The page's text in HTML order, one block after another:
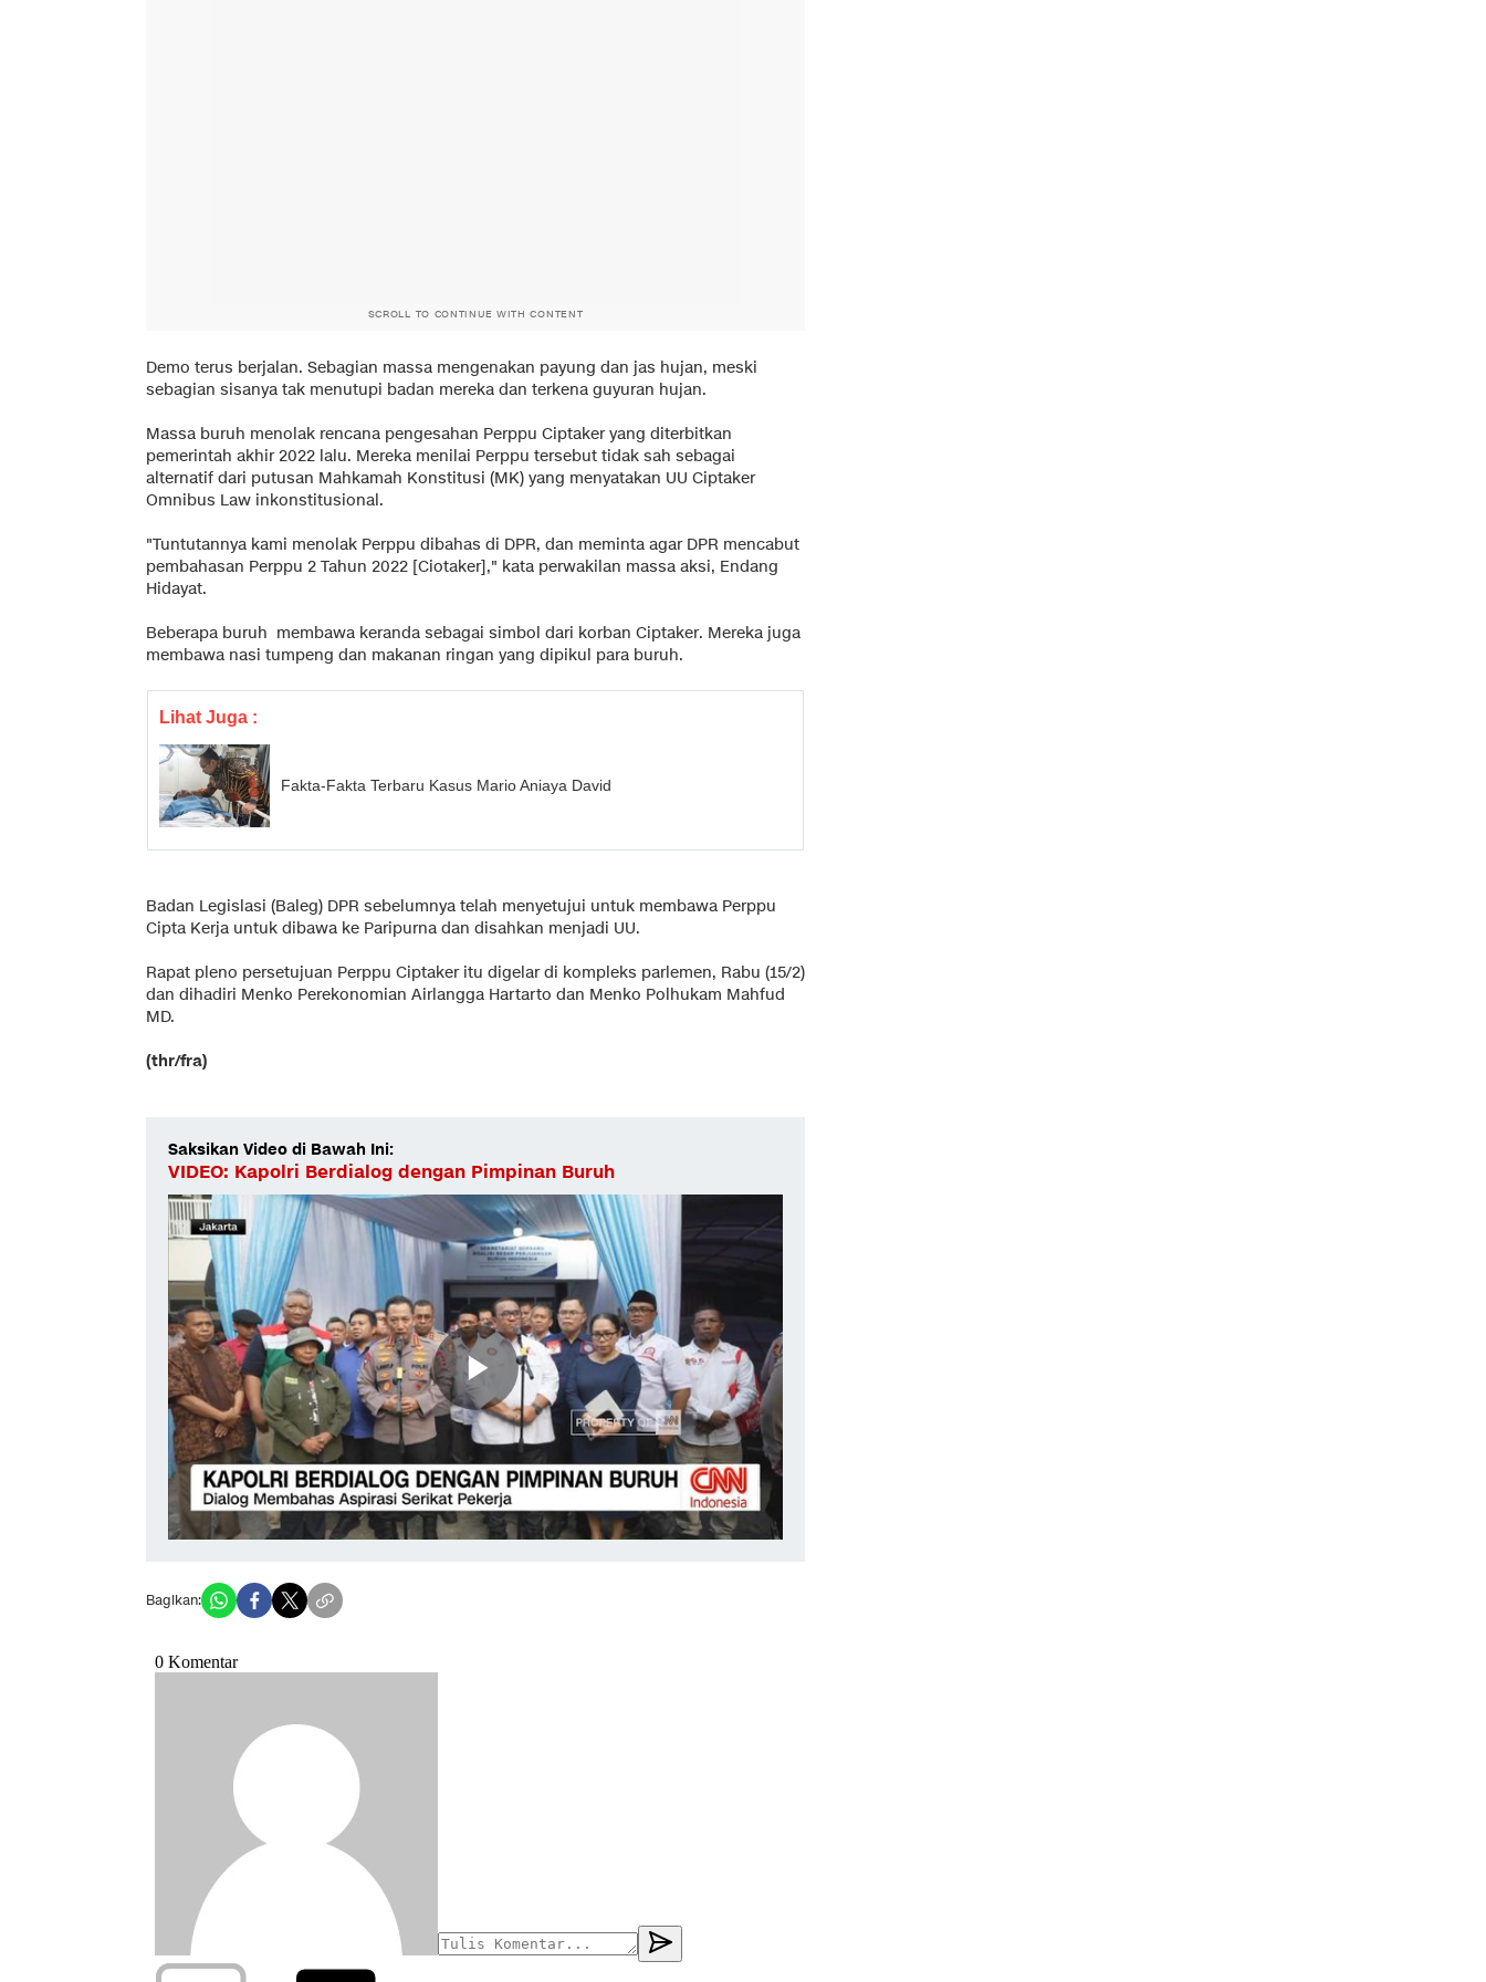
SCROLL TO CONTINUE WITH CONTENT
Demo terus berjalan. Sebagian massa mengenakan payung dan jas hujan, meski
sebagian sisanya tak menutupi badan mereka dan terkena guyuran hujan.
Massa buruh menolak rencana pengesahan Perppu Ciptaker yang diterbitkan
pemerintah akhir 2022 lalu. Mereka menilai Perppu tersebut tidak sah sebagai
alternatif dari putusan Mahkamah Konstitusi (MK) yang menyatakan UU Ciptaker
Omnibus Law inkonstitusional.
"Tuntutannya kami menolak Perppu dibahas di DPR, dan meminta agar DPR mencabut
pembahasan Perppu 2 Tahun 2022 [Ciotaker]," kata perwakilan massa aksi, Endang
Hidayat.
Beberapa buruh membawa keranda sebagai simbol dari korban Ciptaker. Mereka juga
membawa nasi tumpeng dan makanan ringan yang dipikul para buruh.
Lihat Juga :
Fakta-Fakta Terbaru Kasus Mario Aniaya David
Badan Legislasi (Baleg) DPR sebelumnya telah menyetujui untuk membawa Perppu
Cipta Kerja untuk dibawa ke Paripurna dan disahkan menjadi UU.
Rapat pleno persetujuan Perppu Ciptaker itu digelar di kompleks parlemen, Rabu (15/2)
dan dihadiri Menko Perekonomian Airlangga Hartarto dan Menko Polhukam Mahfud
MD.
(thr/fra)
Saksikan Video di Bawah Ini:
VIDEO: Kapolri Berdialog dengan Pimpinan Buruh
Bagikan: